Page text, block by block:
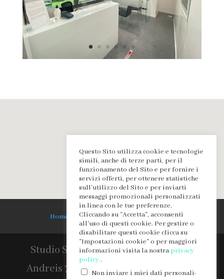
HomePage Contattaci Privacy
Studio Specialistico Preti, Via Ettore
Andreis 74, Desenzano del Garda (BS)
Questo Sito utilizza cookie e tecnologie
simili, anche di terze parti, per il
funzionamento del Sito e per fornire i
servizi offerti, per ottenere statistiche
sull'utilizzo del Sito e per inviarti
messaggi promozionali personalizzati
in linea con le tue preferenze.
Cliccando su "Accetta", acconsenti
all'uso di questi cookie. Per gestire o
disabilitare questi cookie clicca su
"Impostazioni cookie" o per maggiori
informazioni visita la nostraprivacy
policy.
Non inviare i miei dati personali.